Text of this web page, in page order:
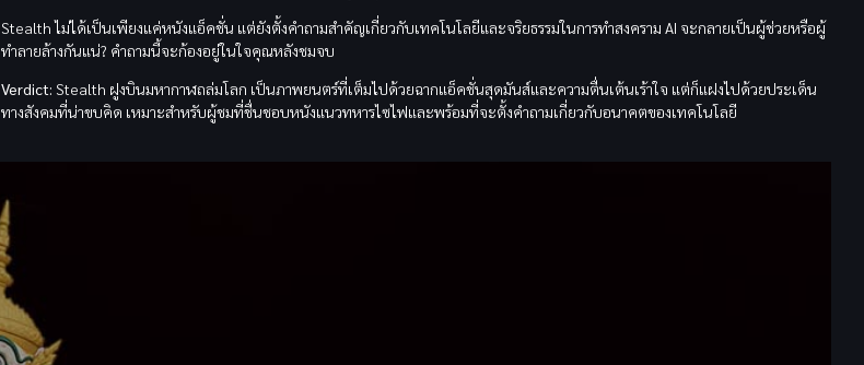
Stealth ไม่ได้เป็นเพียงแค่หนังแอ็คชั่น แต่ยังตั้งคำถามสำคัญเกี่ยวกับเทคโนโลยีและจริยธรรมในการทำสงคราม AI จะกลายเป็นผู้ช่วยหรือผู้
ทำลายล้างกันแน่? คำถามนี้จะก้องอยู่ในใจคุณหลังชมจบ
Verdict: Stealth ฝูงบินมหากาฬถล่มโลก เป็นภาพยนตร์ที่เต็มไปด้วยฉากแอ็คชั่นสุดมันส์และความตื่นเต้นเร้าใจ แต่ก็แฝงไปด้วยประเด็น
ทางสังคมที่น่าขบคิด เหมาะสำหรับผู้ชมที่ชื่นชอบหนังแนวทหารไซไฟและพร้อมที่จะตั้งคำถามเกี่ยวกับอนาคตของเทคโนโลยี